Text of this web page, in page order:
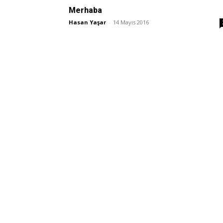
Merhaba
Hasan Yaşar - 14 Mayıs 2016